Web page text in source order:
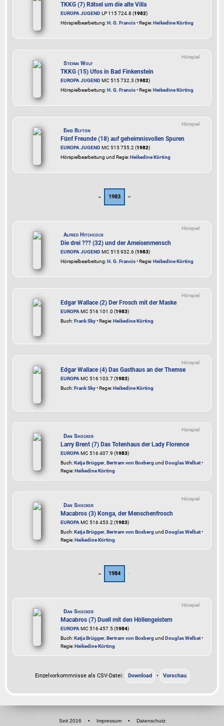
TKKG (7) Rätsel um die alte Villa
EUROPA JUGEND LP 115 724.8 (1982)
Hörspielbearbeitung:H. G. Francis• Regie:Heikedine Körting
Hörspiel
Stefan Wolf
TKKG (15) Ufos in Bad Finkenstein
EUROPA JUGEND MC 515 732.3 (1982)
Hörspielbearbeitung:H. G. Francis• Regie:Heikedine Körting
Hörspiel
Enid Blyton
Fünf Freunde (18) auf geheimnisvollen Spuren
EUROPA JUGEND MC 515 755.2 (1982)
Hörspielbearbeitung und Regie:Heikedine Körting
1983
Hörspiel
Alfred Hitchcock
Die drei ??? (32) und der Ameisenmensch
EUROPA JUGEND MC 515 932.6 (1983)
Hörspielbearbeitung:H. G. Francis• Regie:Heikedine Körting
Hörspiel
Edgar Wallace (2) Der Frosch mit der Maske
EUROPAMC 516 101.0 (1983)
Buch:Frank Sky• Regie:Heikedine Körting
Hörspiel
Edgar Wallace (4) Das Gasthaus an der Themse
EUROPAMC 516 103.7 (1983)
Buch:Frank Sky• Regie:Heikedine Körting
Hörspiel
Dan Shocker
Larry Brent (7) Das Totenhaus der Lady Florence
EUROPAMC 516 407.9 (1983)
Buch:Katja Brügger Bertram von Boxbergund Douglas Welbat•
Regie:Heikedine Körting
Hörspiel
Dan Shocker
Macabros (3) Konga, der Menschenfrosch
EUROPAMC 516 453.2 (1983)
Buch:Katja Brügger Bertram von Boxbergund Douglas Welbat•
Regie:Heikedine Körting
1984
Hörspiel
Dan Shocker
Macabros (7) Duell mit den Höllengeistern
EUROPAMC 516 457.5 (1984)
Buch:Katja Brügger Bertram von Boxbergund Douglas Welbat•
Regie:Heikedine Körting
Einzelvorkommnisse als CSV-Datei: Download • Vorschau
Seit 2016 • Impressum • Datenschutz